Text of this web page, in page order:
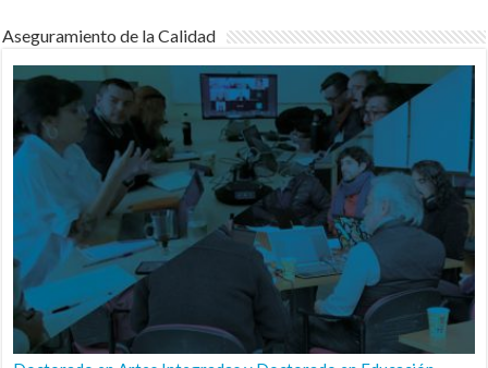
Aseguramiento de la Calidad